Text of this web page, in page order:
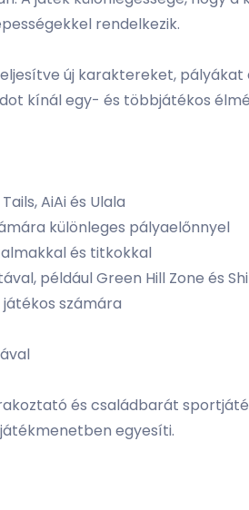
rendelkezik.
új karaktereket, pályákat
kínál egy- és többjátékos
AiAi és Ulala
különleges pályaelőnnyel
és titkokkal
például Green Hill Zone és
számára
és családbarát
egyesíti.